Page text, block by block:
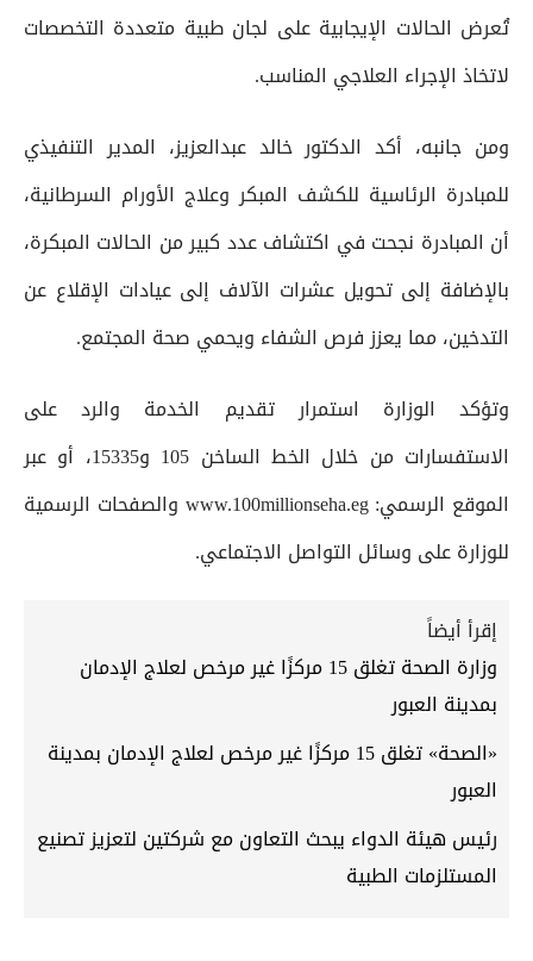
تُعرض الحالات الإيجابية على لجان طبية متعددة التخصصات
لاتخاذ الإجراء العلاجي المناسب.
ومن جانبه، أكد الدكتور خالد عبدالعزيز، المدير التنفيذي
للمبادرة الرئاسية للكشف المبكر وعلاج الأورام السرطانية،
أن المبادرة نجحت في اكتشاف عدد كبير من الحالات المبكرة،
بالإضافة إلى تحويل عشرات الآلاف إلى عيادات الإقلاع عن
التدخين، مما يعزز فرص الشفاء ويحمي صحة المجتمع.
وتؤكد الوزارة استمرار تقديم الخدمة والرد على
الاستفسارات من خلال الخط الساخن 105 و15335، أو عبر
الموقع الرسمي: www.100millionseha.eg والصفحات الرسمية
للوزارة على وسائل التواصل الاجتماعي.
إقرأ أيضاً
وزارة الصحة تغلق 15 مركزًا غير مرخص لعلاج الإدمان
بمدينة العبور
«الصحة» تغلق 15 مركزًا غير مرخص لعلاج الإدمان بمدينة
العبور
رئيس هيئة الدواء يبحث التعاون مع شركتين لتعزيز تصنيع
المستلزمات الطبية